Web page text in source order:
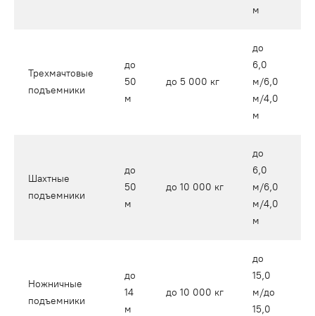
м
Трехмачтовые
подъемники
до
50
м
до 5 000 кг
до
6,0
м/6,0
м/4,0
м
Шахтные
подъемники
до
50
м
до 10 000 кг
до
6,0
м/6,0
м/4,0
м
Ножничные
подъемники
до
14
м
до 10 000 кг
до
15,0
м/до
15,0